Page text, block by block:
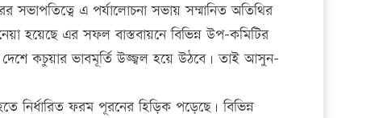
এ পর্যালোচনা সভায় সম্মানিত অতিথির
হয়েছে এর সফল বাস্তবায়নে বিভিন্ন উপ-কমিটির
কচুয়ার ভাবমূর্তি উজ্জ্বল হয়ে উঠবে। তাই আসুন-
নির্ধারিত ফরম পূরনের হিড়িক পড়েছে। বিভিন্ন